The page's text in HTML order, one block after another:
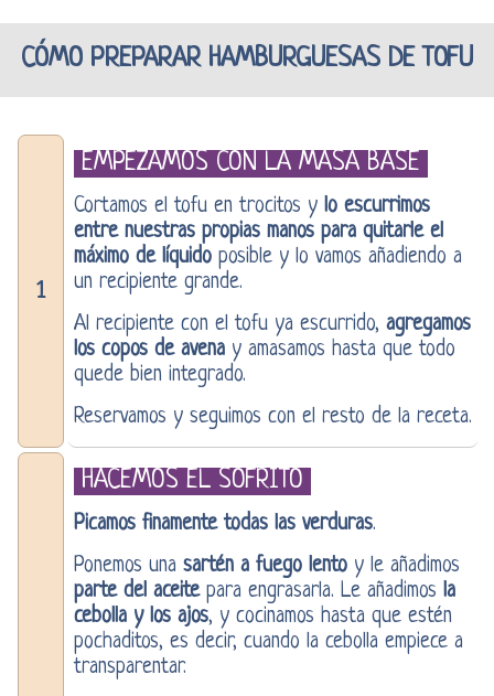
CÓMO PREPARAR HAMBURGUESAS DE TOFU
1
EMPEZAMOS CON LA MASA BASE
Cortamos el tofu en trocitos y lo escurrimos
entre nuestras propias manos para quitarle el
máximo de líquidoposible y lo vamos añadiendo a
un recipiente grande.
Al recipiente con el tofu ya escurrido, agregamos
los copos de avenay amasamos hasta que todo
quede bien integrado.
Reservamos y seguimos con el resto de la receta.
HACEMOS EL SOFRITO
Picamos finamente todas las verduras.
Ponemos una sartén a fuego lento y le añadimos
parte del aceitepara engrasarla. Le añadimos la
cebolla y los ajos, y cocinamos hasta que estén
pochaditos, es decir, cuando la cebolla empiece a
transparentar.